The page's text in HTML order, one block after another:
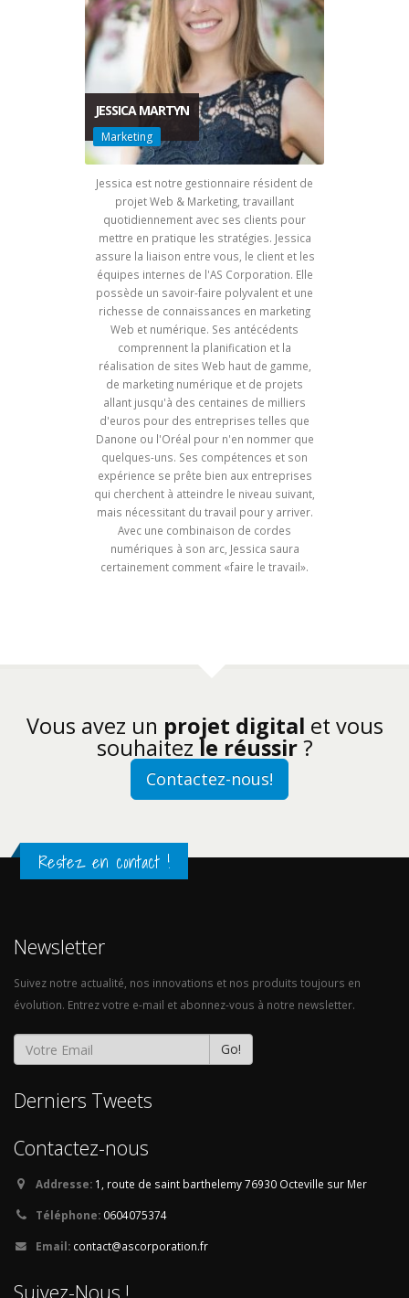
JESSICA MARTYN
Marketing
Jessica est notre gestionnaire résident de
projet Web & Marketing, travaillant
quotidiennement avec ses clients pour
mettre en pratique les stratégies. Jessica
assure la liaison entre vous, le client et les
équipes internes de l'AS Corporation. Elle
possède un savoir-faire polyvalent et une
richesse de connaissances en marketing
Web et numérique. Ses antécédents
comprennent la planification et la
réalisation de sites Web haut de gamme,
de marketing numérique et de projets
allant jusqu'à des centaines de milliers
d'euros pour des entreprises telles que
Danone ou l'Oréal pour n'en nommer que
quelques-uns. Ses compétences et son
expérience se prête bien aux entreprises
qui cherchent à atteindre le niveau suivant,
mais nécessitant du travail pour y arriver.
Avec une combinaison de cordes
numériques à son arc, Jessica saura
certainement comment «faire le travail».
Vous avez un projet digital et vous
souhaitez le réussir?
Contactez-nous!
Restez en contact !
Newsletter
Suivez notre actualité, nos innovations et nos produits toujours en
évolution. Entrez votre e-mail et abonnez-vous à notre newsletter.
Go!
Derniers Tweets
Contactez-nous
Addresse: 1, route de saint barthelemy76930 Octeville sur Mer
Téléphone: 0604075374
Email: contact@ascorporation.fr
Suivez-Nous !